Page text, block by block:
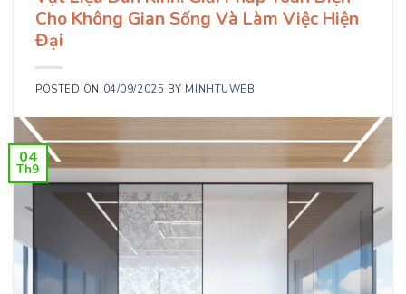
Cho Không Gian Sống Và Làm Việc Hiện
Đại
POSTED ON 04/09/2025 BY MINHTUWEB
04
Th9